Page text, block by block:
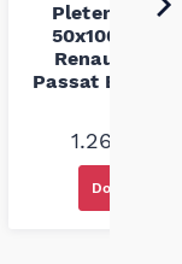
Pletenica
50x100 Audi
Renault
Passat B5
1.260,00
Dodaj u